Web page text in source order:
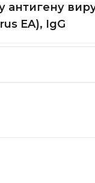
антигену
EA), IgG